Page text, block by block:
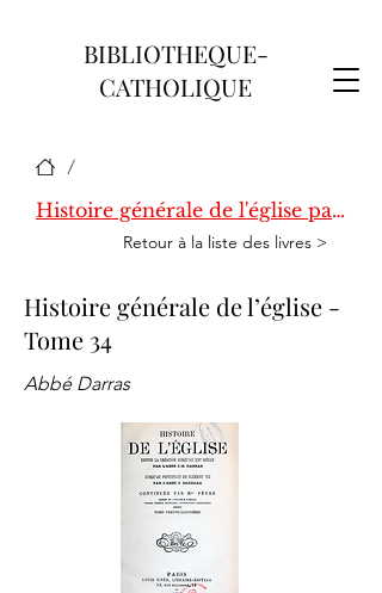
BIBLIOTHEQUE-
CATHOLIQUE
/
Histoire générale de l'église par Darras
Retour à la liste des livres >
Histoire générale de l’église -
Tome 34
Abbé Darras